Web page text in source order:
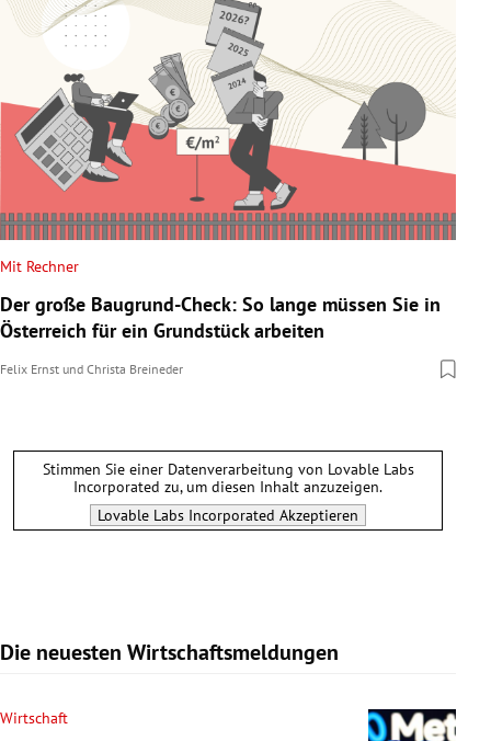
Mit Rechner
Der große Baugrund-Check: So lange müssen Sie in
Österreich für ein Grundstück arbeiten
Felix Ernst und Christa Breineder
Stimmen Sie einer Datenverarbeitung von Lovable Labs
Incorporated zu, um diesen Inhalt anzuzeigen.
Lovable Labs Incorporated Akzeptieren
Die neuesten Wirtschaftsmeldungen
Wirtschaft